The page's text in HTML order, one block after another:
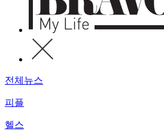
전체뉴스
피플
헬스